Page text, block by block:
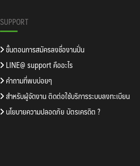
SUPPORT
ขั้นตอนการสมัครลงชื่องานปั่น
LINE@ support คืออะไร
คำถามที่พบบ่อยๆ
สำหรับผู้จัดงาน ติดต่อใช้บริการระบบลงทะเบียน
นโยบายความปลอดภัย บัตรเครดิต ?